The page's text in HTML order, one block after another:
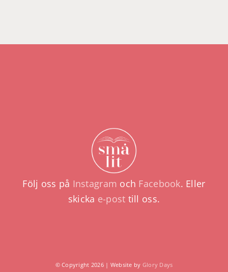
Följ oss på Instagram och Facebook. Eller
skicka e-post till oss.
© Copyright 2026 | Website by Glory Days